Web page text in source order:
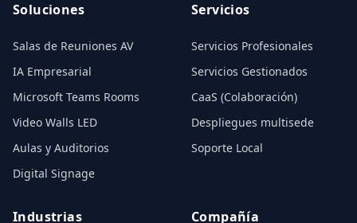
Soluciones
Salas de Reuniones AV
IA Empresarial
Microsoft Teams Rooms
Video Walls LED
Aulas y Auditorios
Digital Signage
Servicios
Servicios Profesionales
Servicios Gestionados
CaaS (Colaboración)
Despliegues multisede
Soporte Local
Industrias Compañía